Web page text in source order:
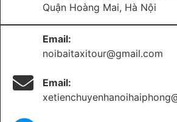
Quận Hoàng Mai, Hà Nội
Email:
noibaitaxitour@gmail.com
Email: